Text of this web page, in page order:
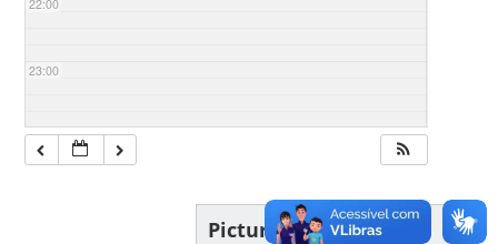
22:00
23:00
Picture of the day